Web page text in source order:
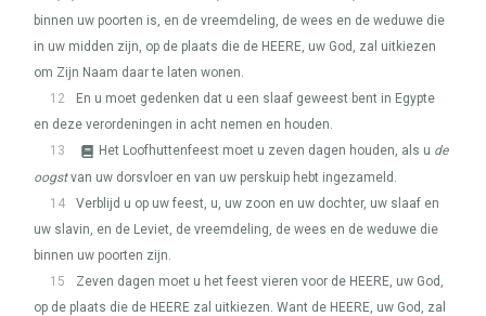
binnen uw poorten is, en de vreemdeling, de wees en de weduwe die
in uw midden zijn, op de plaats die de HEERE, uw God, zal uitkiezen
om Zijn Naam daar te laten wonen.
12
En u moet gedenken dat u een slaaf geweest bent in Egypte
en deze verordeningen in acht nemen en houden.
13
Het Loofhuttenfeest moet u zeven dagen houden, als u de
oogstvan uw dorsvloer en van uw perskuip hebt ingezameld.
14
Verblijd u op uw feest, u, uw zoon en uw dochter, uw slaaf en
uw slavin, en de Leviet, de vreemdeling, de wees en de weduwe die
binnen uw poorten zijn.
15
Zeven dagen moet u het feest vieren voor de HEERE, uw God,
op de plaats die de HEERE zal uitkiezen. Want de HEERE, uw God, zal